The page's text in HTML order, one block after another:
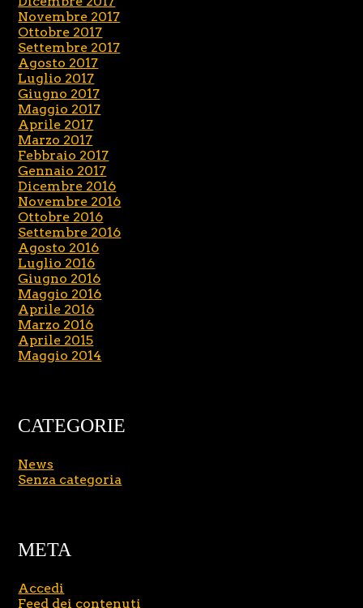
Novembre 2017
Ottobre 2017
Settembre 2017
Agosto 2017
Luglio 2017
Giugno 2017
Maggio 2017
Aprile 2017
Marzo 2017
Febbraio 2017
Gennaio 2017
Dicembre 2016
Novembre 2016
Ottobre 2016
Settembre 2016
Agosto 2016
Luglio 2016
Giugno 2016
Maggio 2016
Aprile 2016
Marzo 2016
Aprile 2015
Maggio 2014
CATEGORIE
News
Senza categoria
META
Accedi
Feed dei contenuti